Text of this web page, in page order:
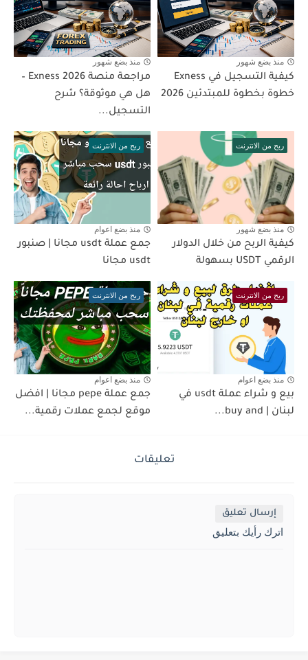
منذ بضع شهور
كيفية التسجيل في Exness
خطوة بخطوة للمبتدئين 2026
منذ بضع شهور
مراجعة منصة Exness 2026 –
هل هي موثوقة؟ شرح
التسجيل...
ربح من الانترنت
منذ بضع شهور
كيفية الربح من خلال الدولار
الرقمي USDT بسهولة
ربح من الانترنت
منذ بضع اعوام
جمع عملة usdt مجانا | صنبور
usdt مجانا
ربح من الانترنت
منذ بضع اعوام
بيع و شراء عملة usdt في
لبنان | buy and...
ربح من الانترنت
منذ بضع اعوام
جمع عملة pepe مجانا | افضل
موقع لجمع عملات رقمية...
تعليقات
إرسال تعليق
اترك رأيك بتعليق